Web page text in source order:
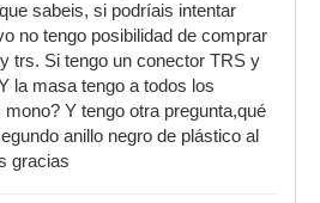
sabeis, si podríais intentar
no tengo posibilidad de comprar
trs. Si tengo un conector TRS y
la masa tengo a todos los
Y tengo otra pregunta,qué
anillo negro de plástico al
gracias